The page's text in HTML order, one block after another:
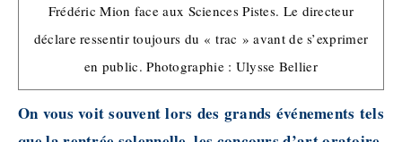
Frédéric Mion face aux Sciences Pistes. Le directeur
déclare ressentir toujours du « trac » avant de s’exprimer
en public. Photographie : Ulysse Bellier
On vous voit souvent lors des grands événements tels